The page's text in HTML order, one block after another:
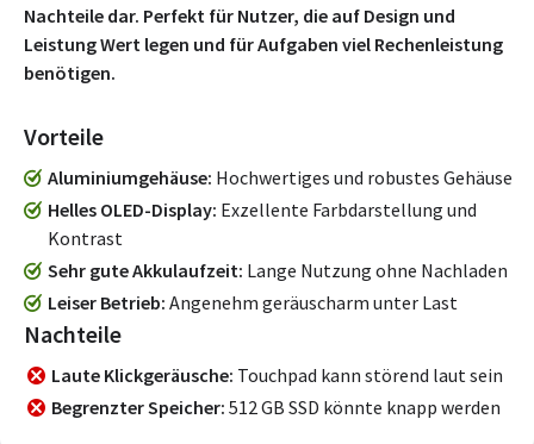
Nachteile dar. Perfekt für Nutzer, die auf Design und
Leistung Wert legen und für Aufgaben viel Rechenleistung
benötigen.
Vorteile
Aluminiumgehäuse Hochwertiges und robustes Gehäuse
Helles OLED-Display Exzellente Farbdarstellung und
Kontrast
Sehr gute Akkulaufzeit Lange Nutzung ohne Nachladen
Leiser Betrieb Angenehm geräuscharm unter Last
Nachteile
Laute Klickgeräusche Touchpad kann störend laut sein
Begrenzter Speicher 512 GB SSD könnte knapp werden